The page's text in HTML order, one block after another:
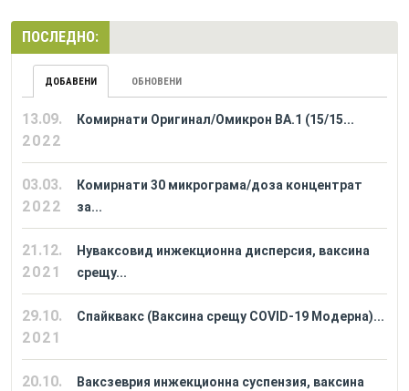
ПОСЛЕДНО:
ДОБАВЕНИ ОБНОВЕНИ
13.09.
2022
Комирнати Оригинал/Омикрон BA.1 (15/15...
03.03.
2022
Комирнати 30 микрограма/доза концентрат
за...
21.12.
2021
Нуваксовид инжекционна дисперсия, ваксина
срещу...
29.10.
2021
Спайквакс (Ваксина срещу COVID-19 Модерна)...
20.10.
Ваксзеврия инжекционна суспензия, ваксина